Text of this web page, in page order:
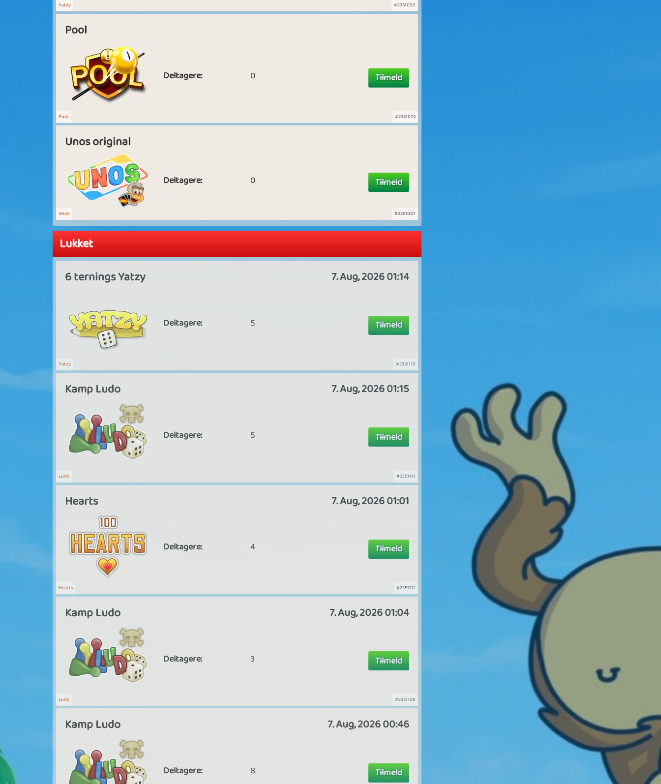
Yatzy #2351099
Pool
Deltagere: 0 Tilmeld
Pool #2351074
Unos original
Deltagere: 0 Tilmeld
Unos #2351007
Lukket
6 ternings Yatzy
7. Aug, 2026 01:14
Deltagere: 5 Tilmeld
Yatzy #2351119
Kamp Ludo 7. Aug, 2026 01:15
Deltagere: 5 Tilmeld
Ludo #2351117
Hearts 7. Aug, 2026 01:01
Deltagere: 4 Tilmeld
Hearts #2351112
Kamp Ludo 7. Aug, 2026 01:04
Deltagere: 3 Tilmeld
Ludo #2351108
Kamp Ludo 7. Aug, 2026 00:46
Deltagere: 8 Tilmeld